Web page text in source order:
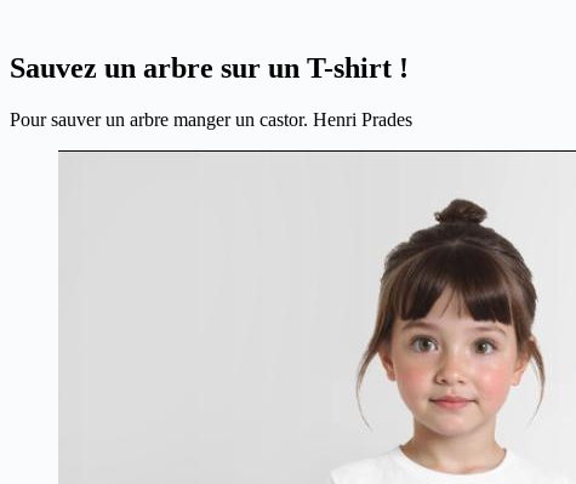
Sauvez un arbre sur un T-shirt !
Pour sauver un arbre manger un castor. Henri Prades